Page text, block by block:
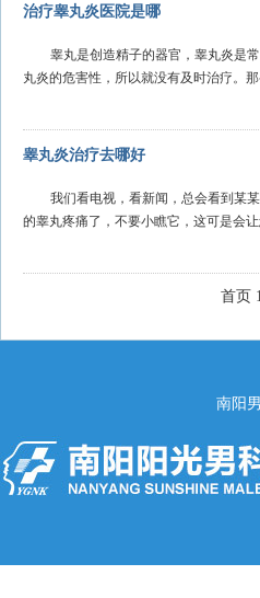
治疗睾丸炎医院是哪
睾丸是创造精子的器官，睾丸炎是
丸炎的危害性，所以就没有及时治疗。
睾丸炎治疗去哪好
我们看电视，看新闻，总会看到某
的睾丸疼痛了，不要小瞧它，这可是会
首页
南阳